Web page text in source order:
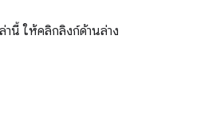
านี้ ให้คลิกลิงก์ด้านล่าง